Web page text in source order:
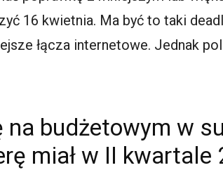
16 kwietnia. Ma być to taki
łącza internetowe. Jednak
budżetowym w
miał w II kwartale